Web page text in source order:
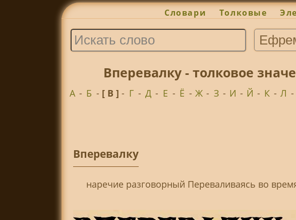
Словари Толковые
Вперевалку - толковое
А - Б - [ В ] - Г - Д - Е - Ё - Ж - З - И - Й - К - Л -
Вперевалку
наречие разговорный Переваливаясь во